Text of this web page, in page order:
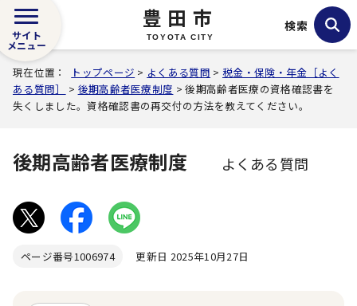
豊田市
TOYOTA CITY
サイト
メニュー
検索
現在位置： トップページ > よくある質問 >税金・保険・年金［よく
ある質問］
> 後期高齢者医療制度 > 後期高齢者医療の資格確認書を
失くしました。資格確認書の再交付の方法を教えてください。
後期高齢者医療制度 よくある質問
ページ番号1006974 更新日 2025年10月27日